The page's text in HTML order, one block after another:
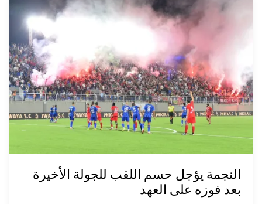
النجمة يؤجل حسم اللقب للجولة الأخيرة
بعد فوزه على العهد